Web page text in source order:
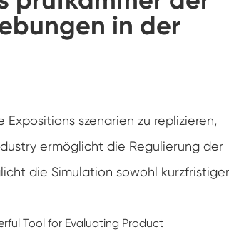
in der Luft feuchtigkeit Kammer
In der Umwelt kammer
für beschleunigte
in der
szenarien zu replizieren,
ermöglicht die Regulierung der
die Simulation sowohl kurzfristiger